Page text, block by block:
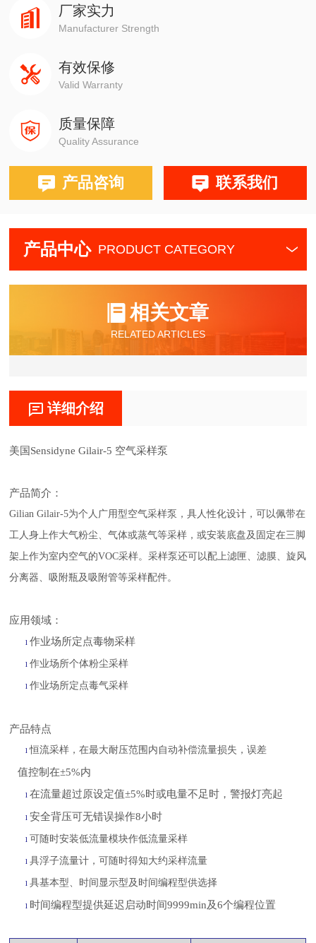
吸附管等采样配件。
厂家实力
Manufacturer Strength
有效保修
Valid Warranty
质量保障
Quality Assurance
产品咨询 联系我们
产品中心 PRODUCT CATEGORY
相关文章
RELATED ARTICLES
详细介绍
美国 Sensidyne Gilair-5 空气采样泵
产品简介：
Gilian Gilair-5为个人广用型空气采样泵，具人性化设计，可以佩带在
工人身上作大气粉尘、气体或蒸气等采样，或安装底盘及固定在三脚
架上作为室内空气的VOC采样。采样泵还可以配上滤匣、滤膜、旋风
分离器、吸附瓶及吸附管等采样配件。
应用领域：
l作业场所定点毒物采样
l作业场所个体粉尘采样
l作业场所定点毒气采样
产品特点
l恒流采样，在最大耐压范围内自动补偿流量损失，误差
值控制在±5%内
l在流量超过原设定值±5%时或电量不足时，警报灯亮起
l安全背压可无错误操作8小时
l 可随时安装低流量模块作低流量采样
l具浮子流量计，可随时得知大约采样流量
l具基本型、时间显示型及时间编程型供选择
l 时间编程型提供延迟启动时间9999min及6个编程位置